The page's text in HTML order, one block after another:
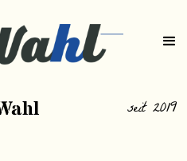
seit 2019